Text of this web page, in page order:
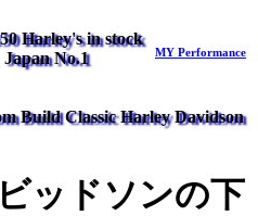
Harley's in stock
Japan No.1
MY Performance
Build Classic Harley Davidson
ッドソンの下